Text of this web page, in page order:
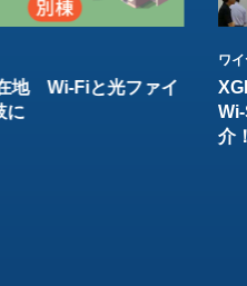
地 Wi-Fiと光ファイ
に
ワ
介